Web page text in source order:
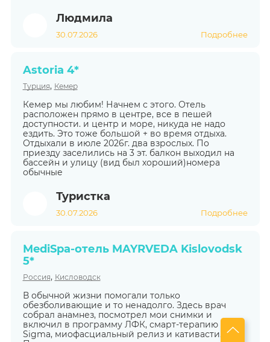
Людмила
30.07.2026 Подробнее
Astoria 4*
Турция, Кемер
Кемер мы любим! Начнем с этого. Отель
расположен прямо в центре, все в пешей
доступности. и центр и море, никуда не надо
ездить. Это тоже большой + во время отдыха.
Отдыхали в июле 2026г. два взрослых. По
приезду заселились на 3 эт. балкон выходил на
бассейн и улицу (вид был хороший)номера
обычные
Туристка
30.07.2026 Подробнее
MediSpa-отель MAYRVEDA Kislovodsk
5*
Россия, Кисловодск
В обычной жизни помогали только
обезболивающие и то ненадолго. Здесь врач
собрал анамнез, посмотрел мои снимки и
включил в программу ЛФК, смарт-терапию
Sigma, миофасциальный релиз и кативасти.